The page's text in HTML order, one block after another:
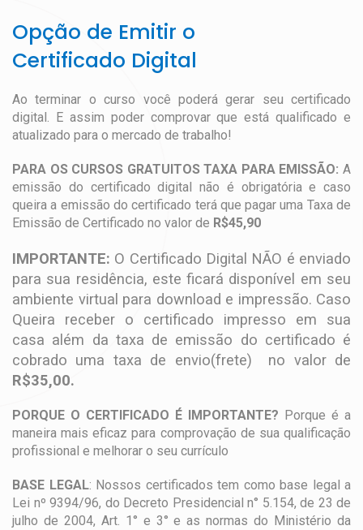
Opção de Emitir o
Certificado Digital
Ao terminar o curso você poderá gerar seu certificado
digital. E assim poder comprovar que está qualificado e
atualizado para o mercado de trabalho!
PARA OS CURSOS GRATUITOS TAXA PARA EMISSÃO: A
emissão do certificado digital não é obrigatória e caso
queira a emissão do certificado terá que pagar uma Taxa de
Emissão de Certificado no valor de R$45,90
IMPORTANTE: O Certificado Digital NÃO é enviado
para sua residência, este ficará disponível em seu
ambiente virtual para download e impressão. Caso
Queira receber o certificado impresso em sua
casa além da taxa de emissão do certificado é
cobrado uma taxa de envio(frete) no valor de
R$35,00.
PORQUE O CERTIFICADO É IMPORTANTE? Porque é a
maneira mais eficaz para comprovação de sua qualificação
profissional e melhorar o seu currículo
BASE LEGAL: Nossos certificados tem como base legal a
Lei nº 9394/96, do Decreto Presidencial n° 5.154, de 23 de
julho de 2004, Art. 1° e 3° e as normas do Ministério da